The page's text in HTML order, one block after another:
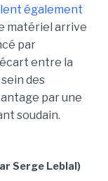
également
matériel arrive
par
entre la
des
parune
soudain.
Serge Leblal)